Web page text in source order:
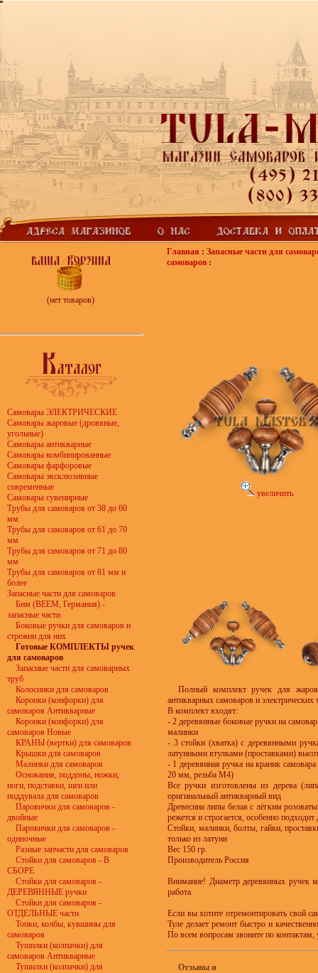
(нет товаров)
Самовары ЭЛЕКТРИЧЕСКИЕ
Самовары жаровые (дровяные,
угольные)
Самовары антикварные
Самовары комбинированные
Самовары фарфоровые
Самовары эксклюзивные
современные
Самовары сувенирные
Трубы для самоваров от 38 до 60
мм
Трубы для самоваров от 61 до 70
мм
Трубы для самоваров от 71 до 80
мм
Трубы для самоваров от 81 мм и
более
Запасные части для самоваров
Бим (BEEM, Германия) -
запасные части
Боковые ручки для самоваров и
стрежни для них
Готовые КОМПЛЕКТЫ ручек
для самоваров
Запасные части для самоварных
труб
Колосники для самоваров
Коронки (конфорки) для
самоваров Антикварные
Коронки (конфорки) для
самоваров Новые
КРАНЫ (вертки) для самоваров
Крышки для самоваров
Малинки для самоваров
Основания, поддоны, ножки,
ноги, подставки, шеи или
поддувала для самоваров
Паровички для самоваров -
двойные
Паровички для самоваров -
одиночные
Разные запчасти для самоваров
Стойки для самоваров - В
СБОРЕ
Стойки для самоваров -
ДЕРЕВЯННЫЕ ручки
Стойки для самоваров -
ОТДЕЛЬНЫЕ части
Топки, колбы, кувшины для
самоваров
Тушилки (колпачки) для
самоваров Антикварные
Тушилки (колпачки) для
Главная : Запасные части для
самоваров :
увеличить
Полный комплект ручек для
антикварных самоваров и электрических
В комплект входят:
- 2 деревянные боковые ручки на
малинки
- 3 стойки (хватка) с деревянными
латунными втулками (проставками)
- 1 деревянная ручка на краник
20 мм, резьба М4)
Все ручки изготовлены из дерева
оригинальный антикварный вид
Древесина липы белая с лёгким
режется и строгается, особенно
Стойки, малинки, болты, гайки,
только из латуни
Вес 150 гр.
Производитель Россия
Внимание! Диаметр деревянных ручек
работа.
Если вы хотите отремонтировать свой
Туле делает ремонт быстро и
По всем вопросам звоните по контактам,
Отзывы и